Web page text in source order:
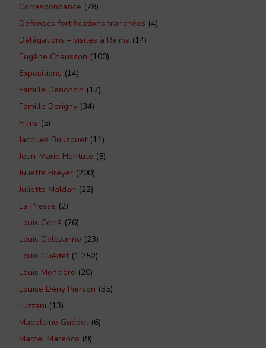
Correspondance (78)
Défenses fortifications tranchées (4)
Délégations – visites à Reims (14)
Eugène Chausson (100)
Expositions (14)
Famille Denoncin (17)
Famille Dorigny (34)
Films (5)
Jacques Bousquet(11)
Jean-Marie Hantute (5)
Juliette Breyer (200)
Juliette Maldan (22)
La Presse (2)
Louis Corré (26)
Louis Delozanne (23)
Louis Guédet(1 252)
Louis Mencière (20)
Louise Dény Pierson (35)
Luzzani (13)
Madeleine Guédet(6)
Marcel Marenco (9)